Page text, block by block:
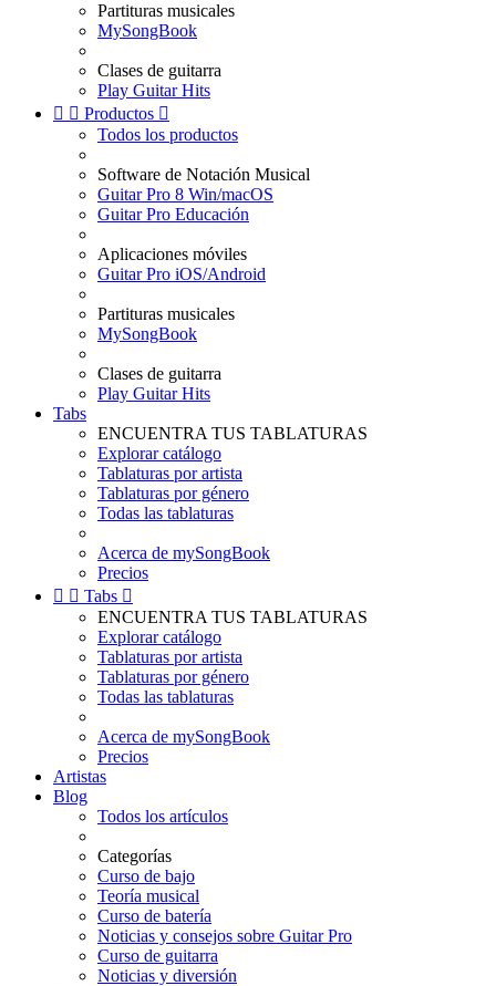
Partituras musicales
MySongBook
Clases de guitarra
Play Guitar Hits
  Productos 
Todos los productos
Software de Notación Musical
Guitar Pro 8 Win/macOS
Guitar Pro Educación
Aplicaciones móviles
Guitar Pro iOS/Android
Partituras musicales
MySongBook
Clases de guitarra
Play Guitar Hits
Tabs
ENCUENTRA TUS TABLATURAS
Explorar catálogo
Tablaturas por artista
Tablaturas por género
Todas las tablaturas
Acerca de mySongBook
Precios
  Tabs 
ENCUENTRA TUS TABLATURAS
Explorar catálogo
Tablaturas por artista
Tablaturas por género
Todas las tablaturas
Acerca de mySongBook
Precios
Artistas
Blog
Todos los artículos
Categorías
Curso de bajo
Teoría musical
Curso de batería
Noticias y consejos sobre Guitar Pro
Curso de guitarra
Noticias y diversión